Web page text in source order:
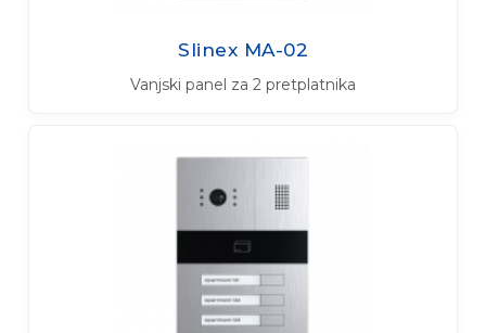
Slinex MA-02
Vanjski panel za 2 pretplatnika